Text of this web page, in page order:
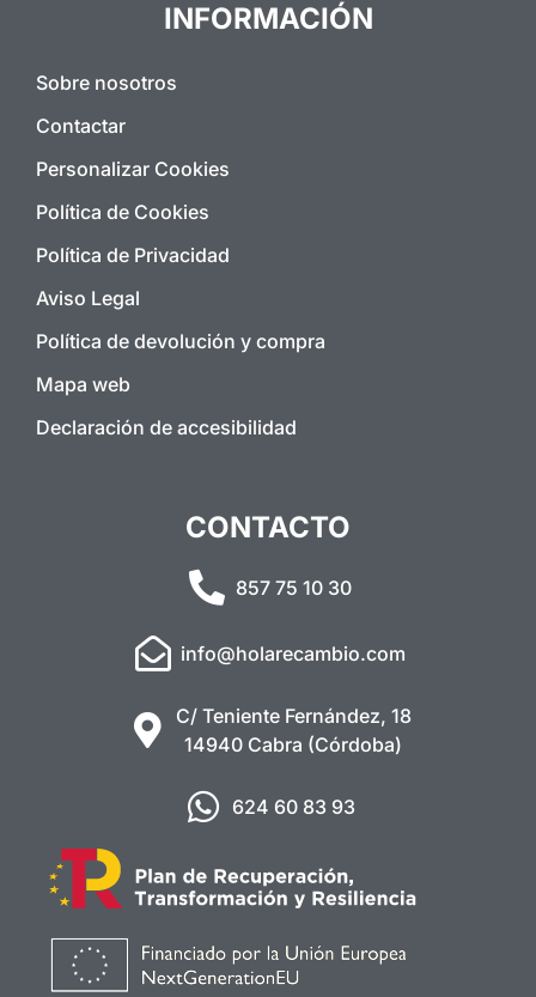
INFORMACIÓN
Sobre nosotros
Contactar
Personalizar Cookies
Política de Cookies
Política de Privacidad
Aviso Legal
Política de devolución y compra
Mapa web
Declaración de accesibilidad
CONTACTO
857 75 10 30
info@holarecambio.com
C/ Teniente Fernández, 18
14940 Cabra (Córdoba)
624 60 83 93